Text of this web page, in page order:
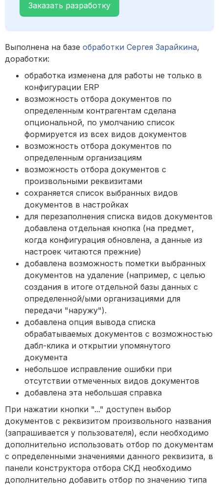
Заказать разработку
Выполнена на базе обработки Сергея Зарайкина,
доработки:
обработка изменена для работы не только в
конфигурации ERP
возможность отбора документов по
определенным контрагентам сделана
опциональной, по умолчанию список
формируется из всех видов документов
возможность отбора документов по
определенным организациям
возможность отбора документов с
произвольными реквизитами
сохраняется список выбранных видов
документов в настройках
для перезаполнения списка видов документов
добавлена отдельная кнопка (на предмет,
когда конфигурация обновлена, а данные из
настроек читаются прежние)
добавлена возможность пометки выбранных
документов на удаление (например, с целью
создания в итоге отдельной базы данных с
определенной/ыми организациями для
передачи "наружу").
добавлена опция вывода списка
обрабатываемых документов с возможностью
дабл-клика и открытии упомянутого
документа
небольшое исправление ошибки при
отсутствии отмеченных видов документов
добавлена эта небольшая справка
При нажатии кнопки "..." доступен выбор
документов с реквизитом произвольного названия
(запрашивается у пользователя), если необходимо
дополнительно использовать отбор по документам
с определенными значениями данного реквизита, в
панели конструктора отбора СКД необходимо
дополнительно добавить отбор по значению типа